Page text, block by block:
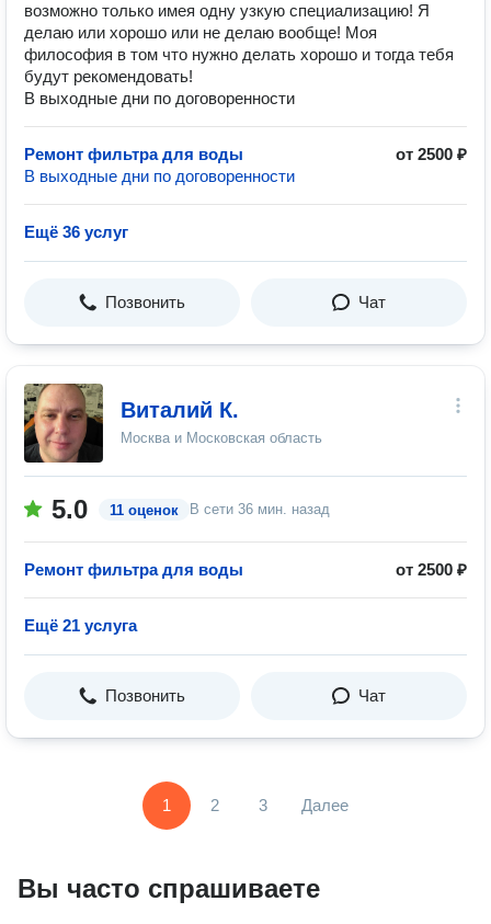
возможно только имея одну узкую специализацию! Я
делаю или хорошо или не делаю вообще! Моя
философия в том что нужно делать хорошо и тогда тебя
будут рекомендовать!
В выходные дни по договоренности
Ремонт фильтра для воды
от 2500 ₽
В выходные дни по договоренности
Ещё 36 услуг
Позвонить Чат
Виталий К.
Москва и Московская область
5.0 11 оценок В сети 36 мин. назад
Ремонт фильтра для воды от 2500 ₽
Ещё 21 услуга
Позвонить Чат
1 2 3 Далее
Вы часто спрашиваете